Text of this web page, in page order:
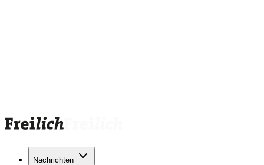
Nachrichten